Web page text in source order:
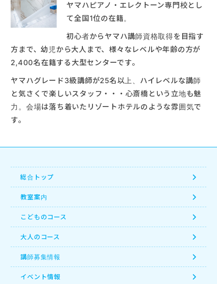
ヤマハピアノ・エレクトーン専門校とし
て全国1位の在籍。
初心者からヤマハ講師資格取得を目指す
方まで、幼児から大人まで、様々なレベルや年齢の方が
2,400名在籍する大型センターです。
ヤマハグレード3級講師が25名以上、ハイレベルな講師
と気さくで楽しいスタッフ・・・心斎橋という立地も魅
力。会場は落ち着いたリゾートホテルのような雰囲気で
す。
総合トップ
教室案内
こどものコース
大人のコース
講師募集情報
イベント情報